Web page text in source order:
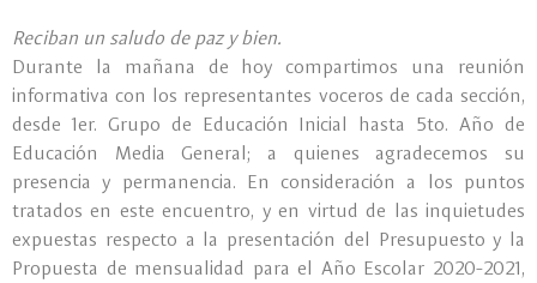
Reciban un saludo de paz y bien.
Durante la mañana de hoy compartimos una reunión
informativa con los representantes voceros de cada sección,
desde 1er. Grupo de Educación Inicial hasta 5to. Año de
Educación Media General; a quienes agradecemos su
presencia y permanencia. En consideración a los puntos
tratados en este encuentro, y en virtud de las inquietudes
expuestas respecto a la presentación del Presupuesto y la
Propuesta de mensualidad para el Año Escolar 2020-2021,